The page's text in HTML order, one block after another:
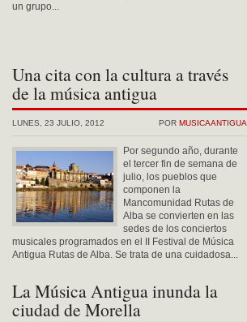
un grupo...
Una cita con la cultura a través
de la música antigua
POR MUSICAANTIGUA
LUNES, 23 JULIO, 2012
Por segundo año, durante
el tercer fin de semana de
julio, los pueblos que
componen la
Mancomunidad Rutas de
Alba se convierten en las
sedes de los conciertos
musicales programados en el II Festival de Música
Antigua Rutas de Alba. Se trata de una cuidadosa...
La Música Antigua inunda la
ciudad de Morella